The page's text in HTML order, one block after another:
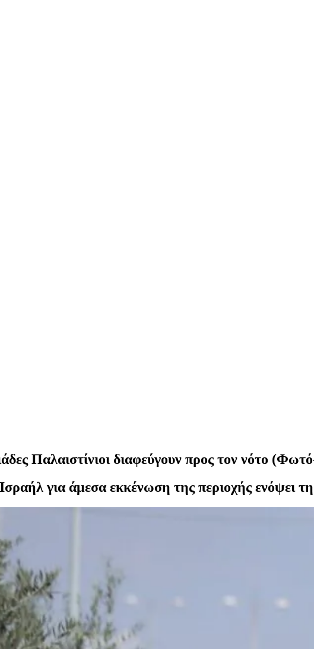
Παλαιστίνιοι διαφεύγουν προς τον νότο
για άμεσα εκκένωση της περιοχής ενόψει